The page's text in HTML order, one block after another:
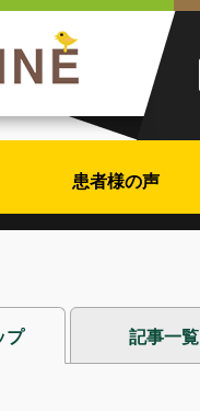
患者様の声
プ 記事一覧